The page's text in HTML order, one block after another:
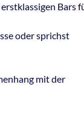
Bars
oder sprichst
mit der